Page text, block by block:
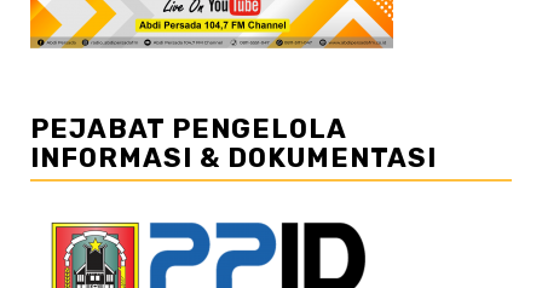
PEJABAT PENGELOLA
INFORMASI & DOKUMENTASI